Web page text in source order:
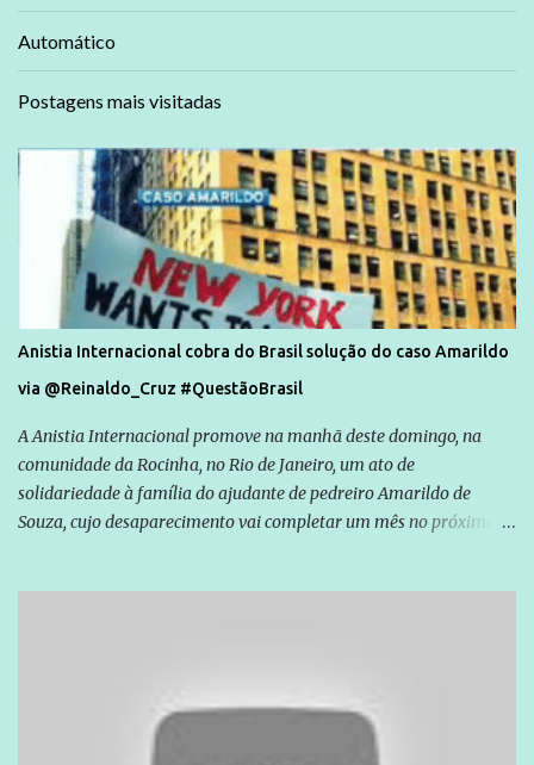
Automático
Postagens mais visitadas
Anistia Internacional cobra do Brasil solução do caso Amarildo
via @Reinaldo_Cruz #QuestãoBrasil
A Anistia Internacional promove na manhã deste domingo, na
comunidade da Rocinha, no Rio de Janeiro, um ato de
solidariedade à família do ajudante de pedreiro Amarildo de
Souza, cujo desaparecimento vai completar um mês no próximo
são vítimas de violência, estão em situação de risco ou têm seus
direitos violados. Leia mais: Anistia Internacional cobra do Brasil